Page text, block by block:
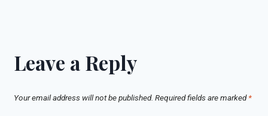
Leave a Reply
Your email address will not be published. Required fields are marked*